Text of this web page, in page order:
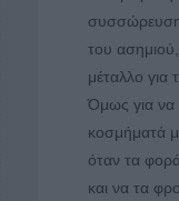
συσσώρευση
του
μέταλλο
Όμως για να
κοσμήματά
όταν τα
και να τα